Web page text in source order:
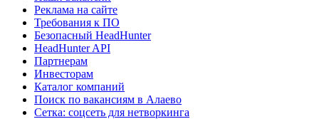
Реклама на сайте
Требования к ПО
Безопасный HeadHunter
HeadHunter API
Партнерам
Инвесторам
Каталог компаний
Поиск по вакансиям в Алаево
Сетка: соцсеть для нетворкинга